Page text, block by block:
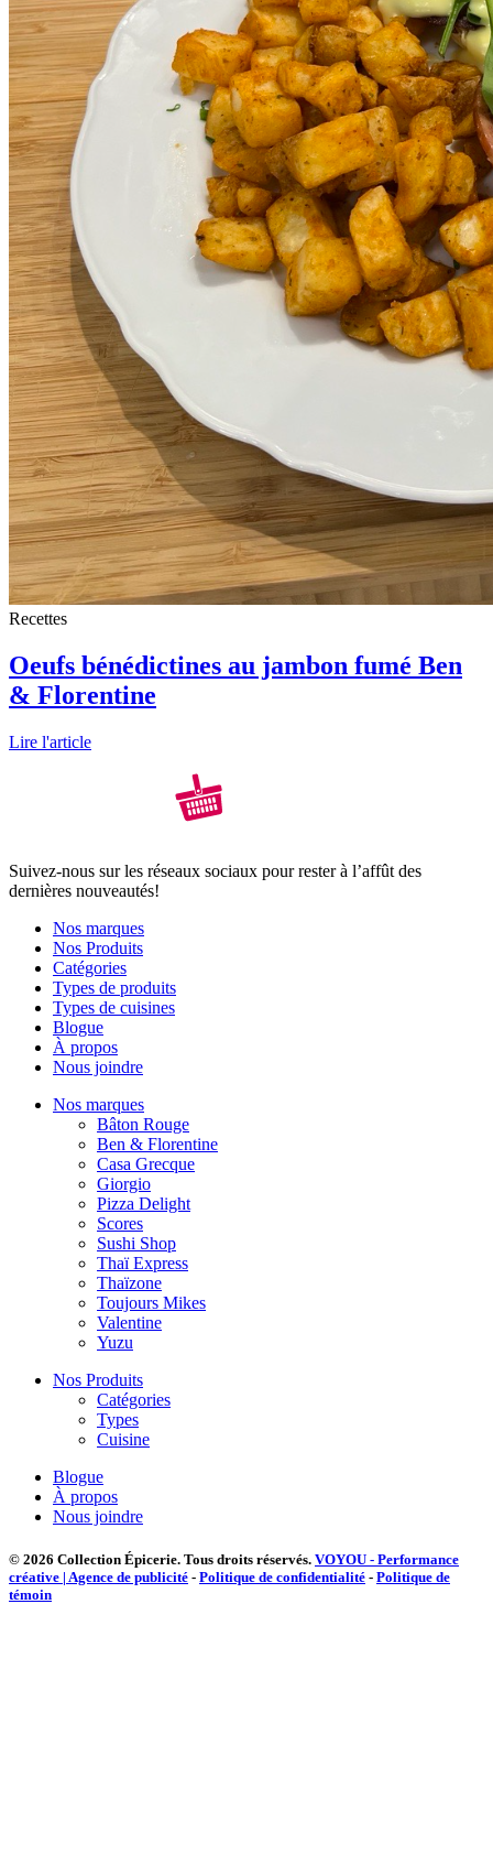
Recettes
Oeufs bénédictines au jambon fumé Ben
& Florentine
Lire l'article
Suivez-nous sur les réseaux sociaux pour rester à l’affût des
dernières nouveautés!
Nos marques
Nos Produits
Catégories
Types de produits
Types de cuisines
Blogue
À propos
Nous joindre
Nos marques
Bâton Rouge
Ben & Florentine
Casa Grecque
Giorgio
Pizza Delight
Scores
Sushi Shop
Thaï Express
Thaïzone
Toujours Mikes
Valentine
Yuzu
Nos Produits
Catégories
Types
Cuisine
Blogue
À propos
Nous joindre
© 2026 Collection Épicerie. Tous droits réservés. VOYOU - Performance
créative | Agence de publicité - Politique de confidentialité - Politique de
témoin